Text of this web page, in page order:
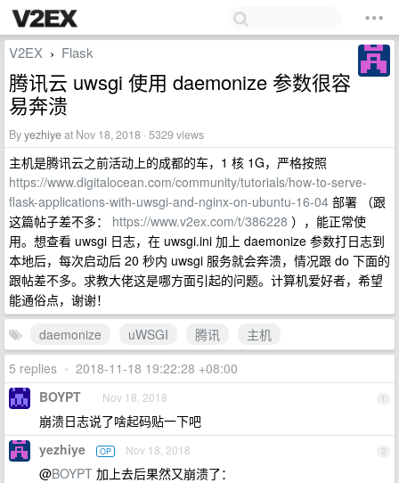
V2EX › Flask
腾讯云 uwsgi 使用 daemonize 参数很容
易奔溃
Byyezhiyeat Nov 18, 2018 · 5329 views
主机是腾讯云之前活动上的成都的车，1 核 1G，严格按照
https://www.digitalocean.com/community/tutorials/how-to-serve-
flask-applications-with-uwsgi-and-nginx-on-ubuntu-16-04 部署 （跟
这篇帖子差不多： https://www.v2ex.com/t/386228 ），能正常使
用。想查看 uwsgi 日志，在 uwsgi.ini 加上 daemonize 参数打日志到
本地后，每次启动后 20 秒内 uwsgi 服务就会奔溃，情况跟 do 下面的
跟帖差不多。求教大佬这是哪方面引起的问题。计算机爱好者，希望
能通俗点，谢谢！
daemonize
uWSGI 腾讯
主机
5 replies • 2018-11-18 19:22:28 +08:00
1
BOYPT Nov 18, 2018
崩溃日志说了啥起码贴一下吧
2
yezhiye OP Nov 18, 2018
@BOYPT 加上去后果然又崩溃了：